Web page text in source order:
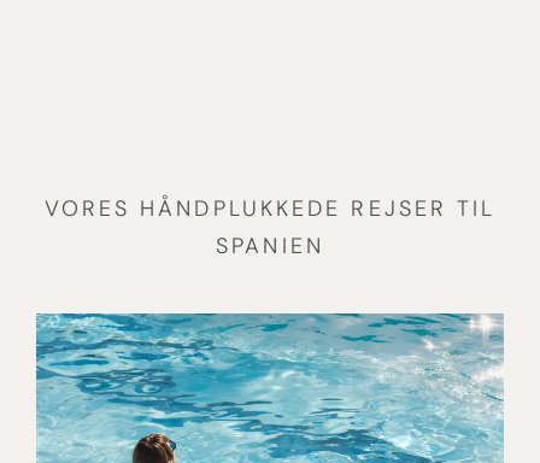
VORES HÅNDPLUKKEDE REJSER TIL
SPANIEN